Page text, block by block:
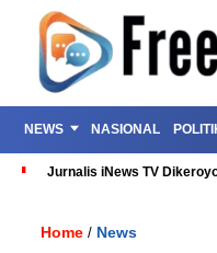
NEWS NASIONAL
Jurnalis iNews TV
Home / News